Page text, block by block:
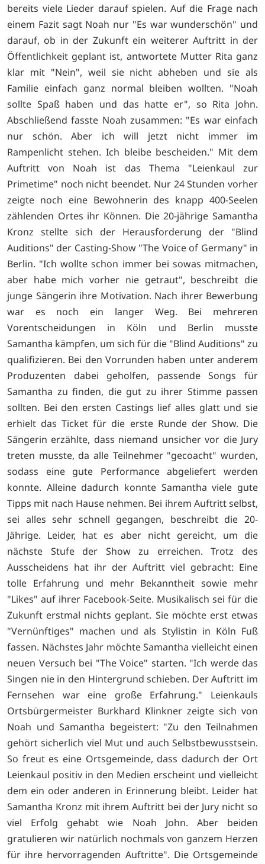
bereits viele Lieder darauf spielen. Auf die Frage nach
einem Fazit sagt Noah nur "Es war wunderschön" und
darauf, ob in der Zukunft ein weiterer Auftritt in der
Öffentlichkeit geplant ist, antwortete Mutter Rita ganz
klar mit "Nein", weil sie nicht abheben und sie als
Familie einfach ganz normal bleiben wollten. "Noah
sollte Spaß haben und das hatte er", so Rita John.
Abschließend fasste Noah zusammen: "Es war einfach
nur schön. Aber ich will jetzt nicht immer im
Rampenlicht stehen. Ich bleibe bescheiden." Mit dem
Auftritt von Noah ist das Thema "Leienkaul zur
Primetime" noch nicht beendet. Nur 24 Stunden vorher
zeigte noch eine Bewohnerin des knapp 400-Seelen
zählenden Ortes ihr Können. Die 20-jährige Samantha
Kronz stellte sich der Herausforderung der "Blind
Auditions" der Casting-Show "The Voice of Germany" in
Berlin. "Ich wollte schon immer bei sowas mitmachen,
aber habe mich vorher nie getraut", beschreibt die
junge Sängerin ihre Motivation. Nach ihrer Bewerbung
war es noch ein langer Weg. Bei mehreren
Vorentscheidungen in Köln und Berlin musste
Samantha kämpfen, um sich für die "Blind Auditions" zu
qualifizieren. Bei den Vorrunden haben unter anderem
Produzenten dabei geholfen, passende Songs für
Samantha zu finden, die gut zu ihrer Stimme passen
sollten. Bei den ersten Castings lief alles glatt und sie
erhielt das Ticket für die erste Runde der Show. Die
Sängerin erzählte, dass niemand unsicher vor die Jury
treten musste, da alle Teilnehmer "gecoacht" wurden,
sodass eine gute Performance abgeliefert werden
konnte. Alleine dadurch konnte Samantha viele gute
Tipps mit nach Hause nehmen. Bei ihrem Auftritt selbst,
sei alles sehr schnell gegangen, beschreibt die 20-
Jährige. Leider, hat es aber nicht gereicht, um die
nächste Stufe der Show zu erreichen. Trotz des
Ausscheidens hat ihr der Auftritt viel gebracht: Eine
tolle Erfahrung und mehr Bekanntheit sowie mehr
"Likes" auf ihrer Facebook-Seite. Musikalisch sei für die
Zukunft erstmal nichts geplant. Sie möchte erst etwas
"Vernünftiges" machen und als Stylistin in Köln Fuß
fassen. Nächstes Jahr möchte Samantha vielleicht einen
neuen Versuch bei "The Voice" starten. "Ich werde das
Singen nie in den Hintergrund schieben. Der Auftritt im
Fernsehen war eine große Erfahrung." Leienkauls
Ortsbürgermeister Burkhard Klinkner zeigte sich von
Noah und Samantha begeistert: "Zu den Teilnahmen
gehört sicherlich viel Mut und auch Selbstbewusstsein.
So freut es eine Ortsgemeinde, dass dadurch der Ort
Leienkaul positiv in den Medien erscheint und vielleicht
dem ein oder anderen in Erinnerung bleibt. Leider hat
Samantha Kronz mit ihrem Auftritt bei der Jury nicht so
viel Erfolg gehabt wie Noah John. Aber beiden
gratulieren wir natürlich nochmals von ganzem Herzen
für ihre hervorragenden Auftritte". Die Ortsgemeinde